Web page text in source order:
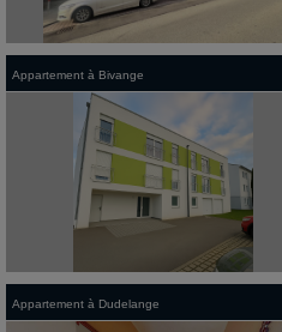
Appartement à Bivange
Appartement à Dudelange